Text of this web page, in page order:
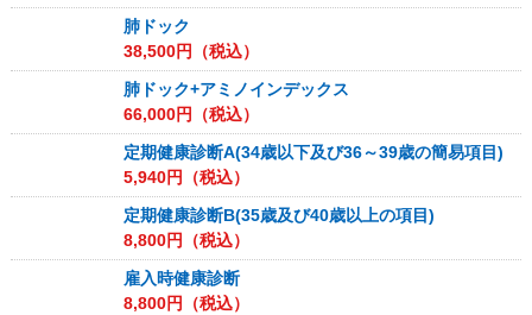
肺ドック
38,500円（税込）
肺ドック+アミノインデックス
66,000円（税込）
定期健康診断A(34歳以下及び36～39歳の簡易項目)
5,940円（税込）
定期健康診断B(35歳及び40歳以上の項目)
8,800円（税込）
雇入時健康診断
8,800円（税込）